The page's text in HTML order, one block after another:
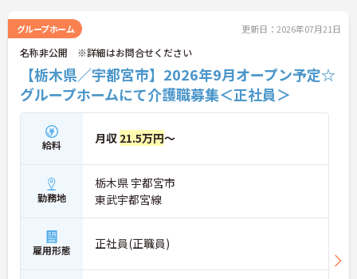
グループホーム 更新日：2026年07月21日
名称非公開 ※詳細はお問合せください
【栃木県／宇都宮市】2026年9月オープン予定☆
グループホームにて介護職募集＜正社員＞
給料 月収 21.5万円～
勤務地
栃木県 宇都宮市
東武宇都宮線
雇用形態 正社員(正職員)